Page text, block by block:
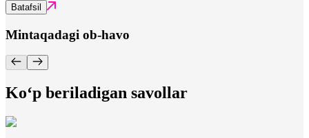
Batafsil
Mintaqadagi ob-havo
Ko‘p beriladigan savollar